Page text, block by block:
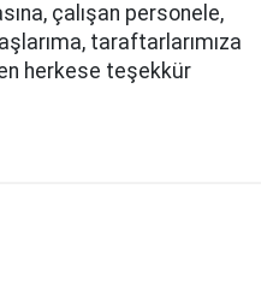
çalışan personele,
taraftarlarımıza
herkese teşekkür